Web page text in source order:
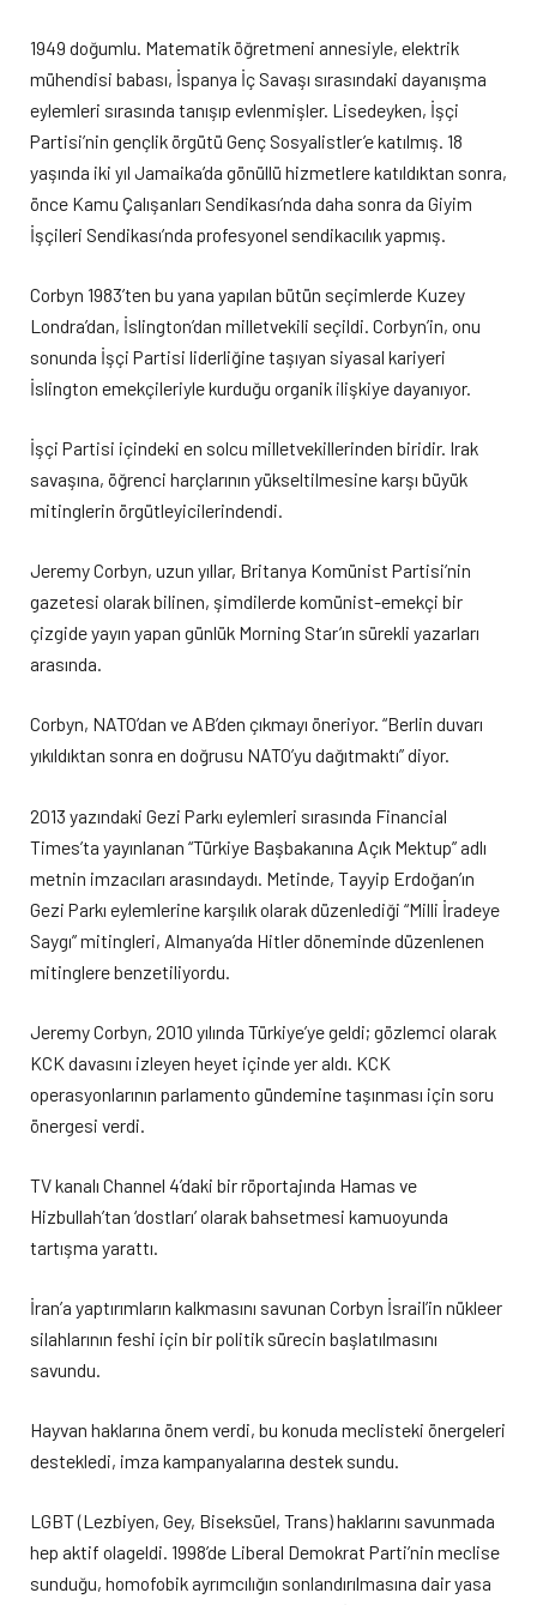
1949 doğumlu. Matematik öğretmeni annesiyle, elektrik
mühendisi babası, İspanya İç Savaşı sırasındaki dayanışma
eylemleri sırasında tanışıp evlenmişler. Lisedeyken, İşçi
Partisi’nin gençlik örgütü Genç Sosyalistler’e katılmış. 18
yaşında iki yıl Jamaika’da gönüllü hizmetlere katıldıktan sonra,
önce Kamu Çalışanları Sendikası’nda daha sonra da Giyim
İşçileri Sendikası’nda profesyonel sendikacılık yapmış.
Corbyn 1983’ten bu yana yapılan bütün seçimlerde Kuzey
Londra’dan, İslington’dan milletvekili seçildi. Corbyn’in, onu
sonunda İşçi Partisi liderliğine taşıyan siyasal kariyeri
İslington emekçileriyle kurduğu organik ilişkiye dayanıyor.
İşçi Partisi içindeki en solcu milletvekillerinden biridir. Irak
savaşına, öğrenci harçlarının yükseltilmesine karşı büyük
mitinglerin örgütleyicilerindendi.
Jeremy Corbyn, uzun yıllar, Britanya Komünist Partisi’nin
gazetesi olarak bilinen, şimdilerde komünist-emekçi bir
çizgide yayın yapan günlük Morning Star’ın sürekli yazarları
arasında.
Corbyn, NATO’dan ve AB’den çıkmayı öneriyor. “Berlin duvarı
yıkıldıktan sonra en doğrusu NATO’yu dağıtmaktı” diyor.
2013 yazındaki Gezi Parkı eylemleri sırasında Financial
Times’ta yayınlanan “Türkiye Başbakanına Açık Mektup” adlı
metnin imzacıları arasındaydı. Metinde, Tayyip Erdoğan’ın
Gezi Parkı eylemlerine karşılık olarak düzenlediği “Milli İradeye
Saygı” mitingleri, Almanya’da Hitler döneminde düzenlenen
mitinglere benzetiliyordu.
Jeremy Corbyn, 2010 yılında Türkiye’ye geldi; gözlemci olarak
KCK davasını izleyen heyet içinde yer aldı. KCK
operasyonlarının parlamento gündemine taşınması için soru
önergesi verdi.
TV kanalı Channel 4’daki bir röportajında Hamas ve
Hizbullah’tan ‘dostları’ olarak bahsetmesi kamuoyunda
tartışma yarattı.
İran’a yaptırımların kalkmasını savunan Corbyn İsrail’in nükleer
silahlarının feshi için bir politik sürecin başlatılmasını
savundu.
Hayvan haklarına önem verdi, bu konuda meclisteki önergeleri
destekledi, imza kampanyalarına destek sundu.
LGBT (Lezbiyen, Gey, Biseksüel, Trans) haklarını savunmada
hep aktif olageldi. 1998’de Liberal Demokrat Parti’nin meclise
sunduğu, homofobik ayrımcılığın sonlandırılmasına dair yasa